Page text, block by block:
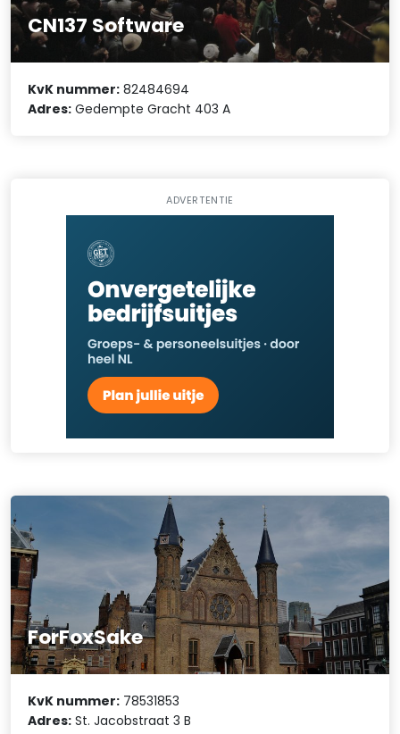
CN137 Software
KvK nummer: 82484694
Adres: Gedempte Gracht 403 A
ADVERTENTIE
ForFoxSake
KvK nummer: 78531853
Adres: St. Jacobstraat 3 B